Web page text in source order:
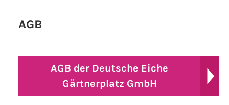
AGB
AGB der Deutsche Eiche
Gärtnerplatz GmbH